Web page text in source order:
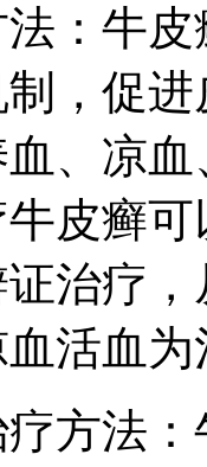
：牛
，促
、凉
皮癣
治疗
活血
方法